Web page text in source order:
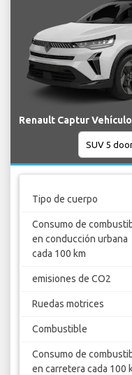
Renault Captur
Tipo de cuerpo
Consumo de
en conducción urbana
cada 100 km
emisiones de CO2
Ruedas motrices
Combustible
Consumo de
en carretera cada 100